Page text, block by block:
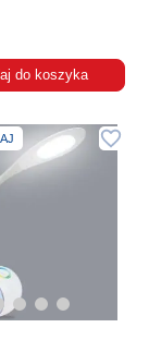
do koszyka